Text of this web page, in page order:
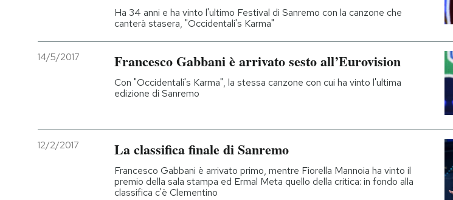
AREA PERSONALE
Ha 34 anni e ha vinto l'ultimo Festival di Sanremo con la canzone che
canterà stasera, "Occidentali's Karma"
14/5/2017 Francesco Gabbani è arrivato sesto all’Eurovision
Con "Occidentali's Karma", la stessa canzone con cui ha vinto l'ultima
edizione di Sanremo
12/2/2017 La classifica finale di Sanremo
Francesco Gabbani è arrivato primo, mentre Fiorella Mannoia ha vinto il
premio della sala stampa ed Ermal Meta quello della critica: in fondo alla
classifica c'è Clementino